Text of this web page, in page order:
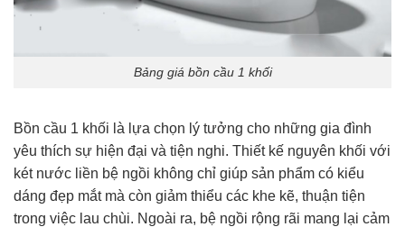
Bảng giá bồn cầu 1 khối
Bồn cầu 1 khối là lựa chọn lý tưởng cho những gia đình
yêu thích sự hiện đại và tiện nghi. Thiết kế nguyên khối với
két nước liền bệ ngồi không chỉ giúp sản phẩm có kiểu
dáng đẹp mắt mà còn giảm thiểu các khe kẽ, thuận tiện
trong việc lau chùi. Ngoài ra, bệ ngồi rộng rãi mang lại cảm